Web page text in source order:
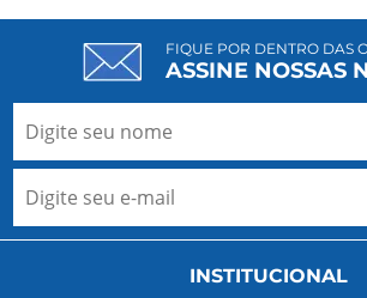
FIQUE POR DENTRO DAS
ASSINE NOSSAS
INSTITUCIONAL